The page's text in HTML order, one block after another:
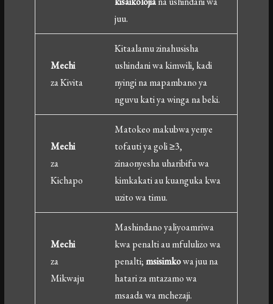
juu.
Mechi
za Kivita
Kitaalamu zinahusisha
ushindani wa kimwili, kadi
nyingi na mapambano ya
nguvu kati ya winga na beki.
Mechi
za
Kichapo
Matokeo makubwa yenye
tofauti ya goli ≥3,
zinaonyesha uharibifu wa
kimkakati au kuanguka kwa
uzito wa timu.
Mechi
za
Mikwaju
Mashindano yaliyoamriwa
kwa penalti au mfululizo wa
penalti;msisimkowa juu na
hatari za mtazamo wa
msaada wa mchezaji.